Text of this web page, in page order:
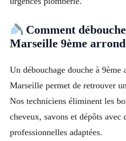
Comment
Marseille 9ème
Un débouchage douche à 9ème
Marseille permet de retrouver
Nos techniciens éliminent les
cheveux, savons et dépôts avec
professionnelles adaptées.